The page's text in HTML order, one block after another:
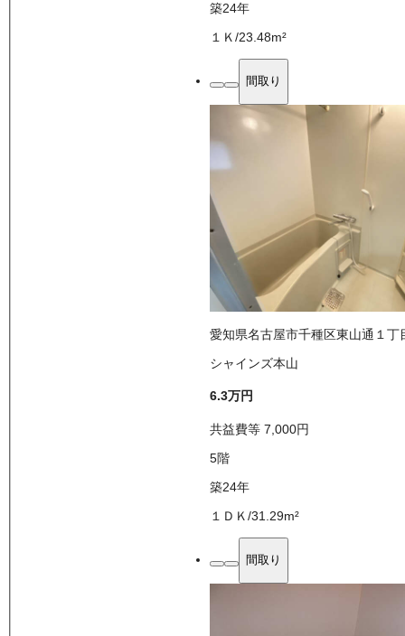
築24年
１Ｋ /23.48m²
間取り
愛知県名古屋市千種区東山通１丁
シャインズ本山
6.3万円
共益費等 7,000円
5階
築24年
１ＤＫ /31.29m²
間取り